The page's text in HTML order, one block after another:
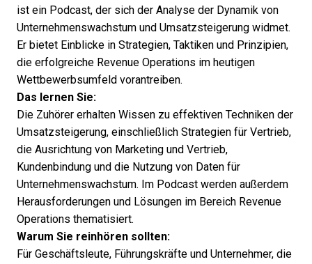
ist ein Podcast, der sich der Analyse der Dynamik von
Unternehmenswachstum und Umsatzsteigerung widmet.
Er bietet Einblicke in Strategien, Taktiken und Prinzipien,
die erfolgreiche Revenue Operations im heutigen
Wettbewerbsumfeld vorantreiben.
Das lernen Sie:
Die Zuhörer erhalten Wissen zu effektiven Techniken der
Umsatzsteigerung, einschließlich Strategien für Vertrieb,
die Ausrichtung von Marketing und Vertrieb,
Kundenbindung und die Nutzung von Daten für
Unternehmenswachstum. Im Podcast werden außerdem
Herausforderungen und Lösungen im Bereich Revenue
Operations thematisiert.
Warum Sie reinhören sollten:
Für Geschäftsleute, Führungskräfte und Unternehmer, die